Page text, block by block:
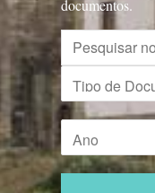
documentos.